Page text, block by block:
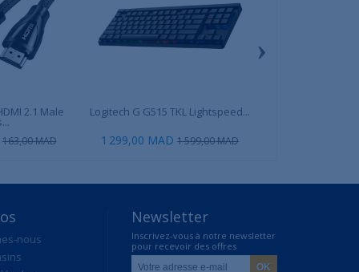
2.1 Male
163,00 MAD
Logitech G G515 TKL Lightspeed...
1 299,00 MAD 1 599,00 MAD
›
nous
Newsletter
Inscrivez-vous à notre newsletter
pour recevoir des offres
exclusives